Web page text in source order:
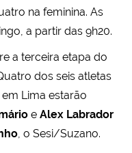
na feminina. As
a partir das 9h20.
a terceira etapa do
dos seis atletas
Lima estarão
e Alex Labrador
, o Sesi/Suzano.